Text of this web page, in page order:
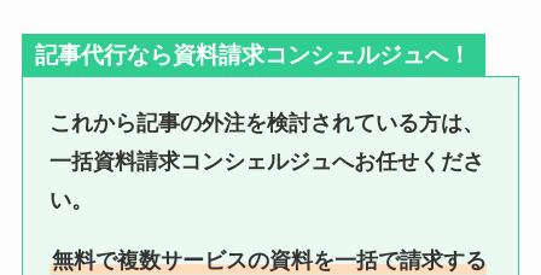
記事代行なら資料請求コンシェルジュへ！
これから記事の外注を検討されている方は、
一括資料請求コンシェルジュへお任せくださ
い。
無料で複数サービスの資料を一括で請求する